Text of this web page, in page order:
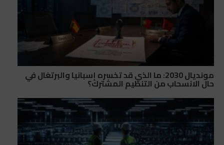
مونديال 2030: ما الذي قد تخسره إسبانيا والبرتغال في
حال الانسحاب من التنظيم المشترك؟